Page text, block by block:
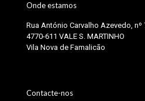
Onde estamos
Rua António Carvalho Azevedo, nº
4770-611 VALE S. MARTINHO
Vila Nova de Famalicão
Contacte-nos